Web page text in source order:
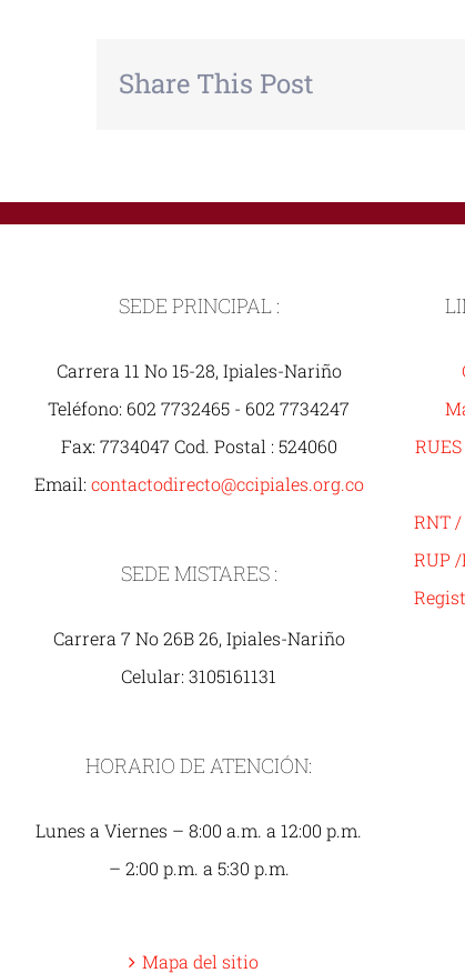
Share This Post
SEDE PRINCIPAL :
Carrera 11 No 15-28, Ipiales-Nariño
Teléfono: 602 7732465 - 602 7734247
Fax: 7734047 Cod. Postal : 524060
Email: contactodirecto@ccipiales.org.co
SEDE MISTARES :
Carrera 7 No 26B 26, Ipiales-Nariño
Celular: 3105161131
HORARIO DE ATENCIÓN:
Lunes a Viernes – 8:00 a.m. a 12:00 p.m.
– 2:00 p.m. a 5:30 p.m.
Mapa del sitio
RNT
RUP